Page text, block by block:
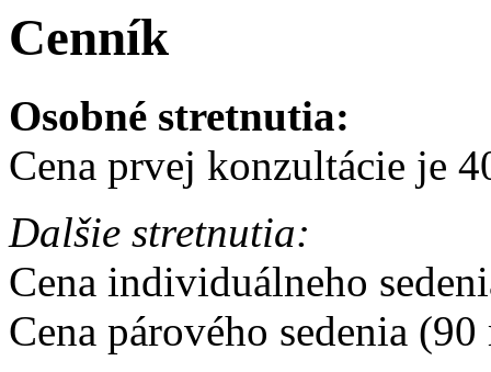
Cenník
Osobné stretnutia:
Cena prvej konzultácie je
Dalšie stretnutia:
Cena individuálneho
Cena párového sedenia